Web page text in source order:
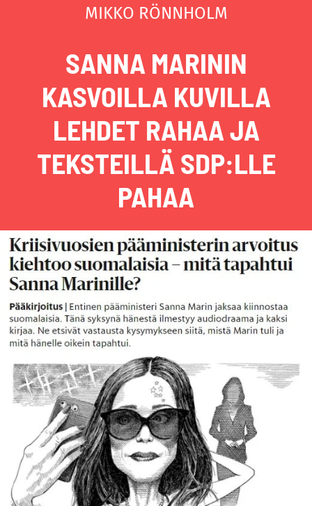
MIKKO RÖNNHOLM
SANNA MARININ
KASVOILLA KUVILLA
LEHDET RAHAA JA
TEKSTEILLÄ SDP:LLE
PAHAA